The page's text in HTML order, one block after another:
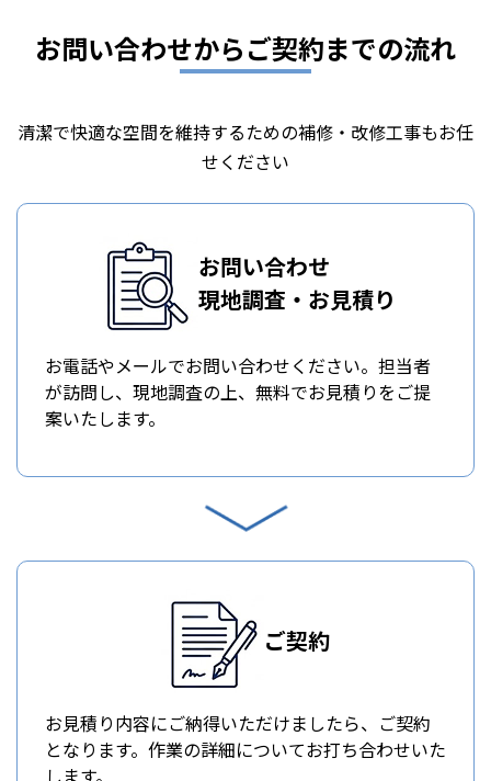
お問い合わせからご契約までの流れ
清潔で快適な空間を維持するための補修・改修工事もお任
せください
お問い合わせ
現地調査・お見積り
お電話やメールでお問い合わせください。担当者
が訪問し、現地調査の上、無料でお見積りをご提
案いたします。
ご契約
お見積り内容にご納得いただけましたら、ご契約
となります。作業の詳細についてお打ち合わせいた
します。